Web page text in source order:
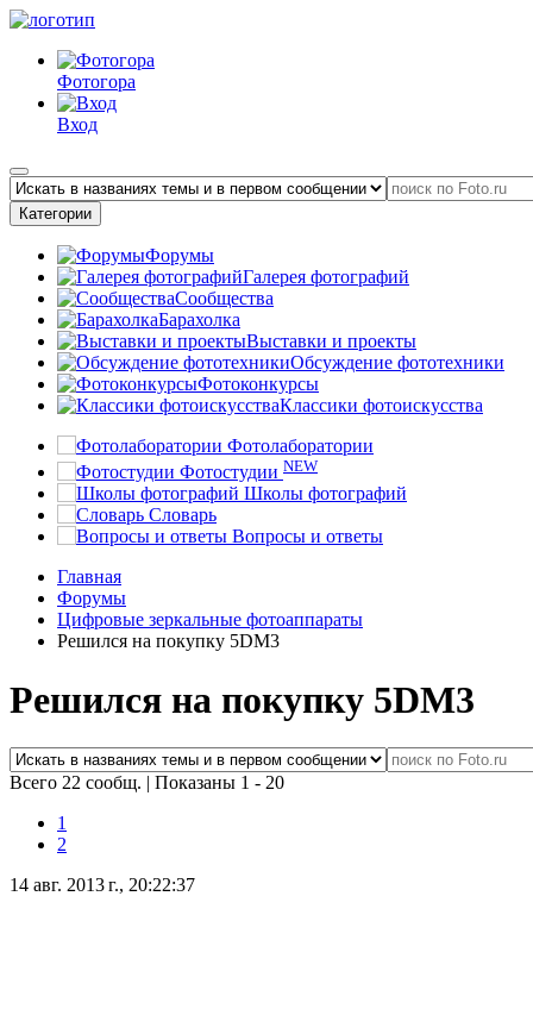
Фотогора
Вход
Категории
Форумы
Галерея фотографий
Сообщества
Барахолка
Выставки и проекты
Обсуждение фототехники
Фотоконкурсы
Классики фотоискусства
Фотолаборатории
Фотостудии NEW
Школы фотографий
Словарь
Вопросы и ответы
Главная
Форумы
Цифровые зеркальные фотоаппараты
Решился на покупку 5DM3
Решился на покупку 5DM3
Всего 22 сообщ. | Показаны 1 - 20
1
2
14 авг. 2013 г., 20:22:37